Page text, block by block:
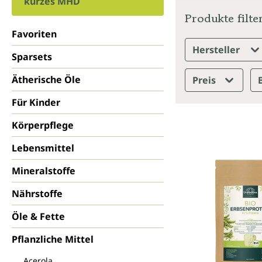
Favoriten
Sparsets
Ätherische Öle
Für Kinder
Körperpflege
Lebensmittel
Mineralstoffe
Nährstoffe
Öle & Fette
Pflanzliche Mittel
Produkte
Hersteller
Preis